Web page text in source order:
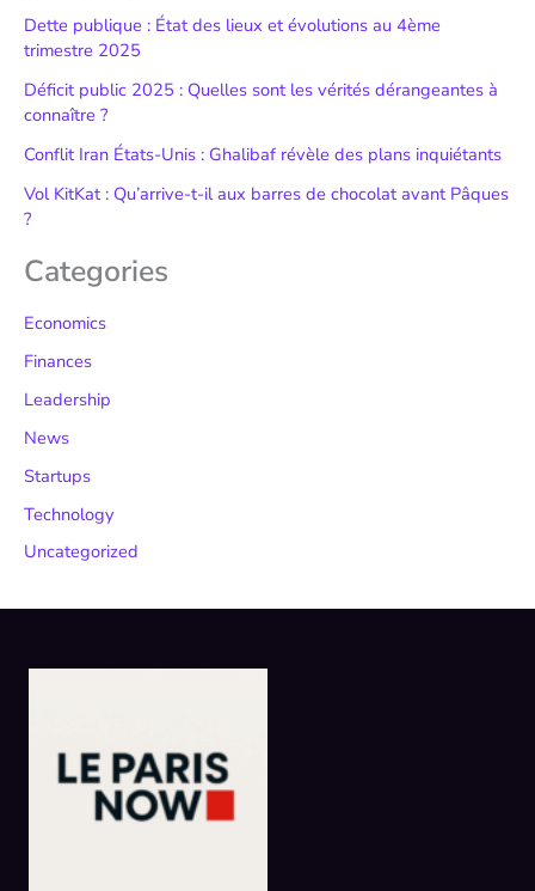
Dette publique : État des lieux et évolutions au 4ème
trimestre 2025
Déficit public 2025 : Quelles sont les vérités dérangeantes à
connaître ?
Conflit Iran États-Unis : Ghalibaf révèle des plans inquiétants
Vol KitKat : Qu’arrive-t-il aux barres de chocolat avant Pâques
?
Categories
Economics
Finances
Leadership
News
Startups
Technology
Uncategorized